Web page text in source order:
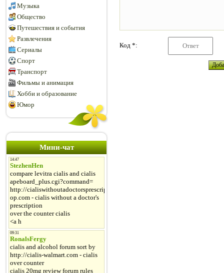
Музыка
Общество
Путешествия и события
Развлечения
Сериалы
Спорт
Транспорт
Фильмы и анимация
Хобби и образование
Юмор
Мини-чат
Код *: